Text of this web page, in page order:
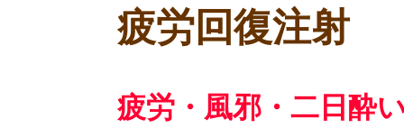
疲労回復注射
疲労・風邪・二日酔